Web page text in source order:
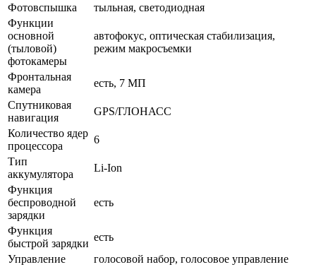
Фотовспышка
тыльная, светодиодная
Функции
основной
(тыловой)
фотокамеры
автофокус, оптическая стабилизация,
режим макросъемки
Фронтальная
камера
есть, 7 МП
Спутниковая
навигация
GPS/ГЛОНАСС
Количество ядер
процессора
6
Тип
аккумулятора
Li-Ion
Функция
беспроводной
зарядки
есть
Функция
быстрой зарядки
есть
Управление
голосовой набор, голосовое управление